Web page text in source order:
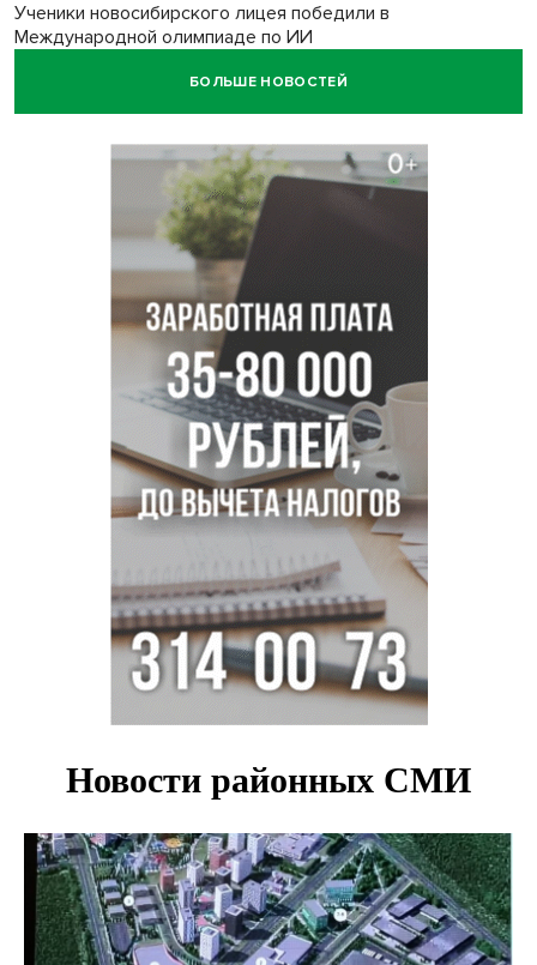
Ученики новосибирского лицея победили в
Международной олимпиаде по ИИ
Остановку электричек о.п. Радуга Сибири начали строить
Транспортная прокуратура проверит S7 после инцидента
в аэропорту Норильска
500 литров ухи сварили новосибирцам на
Бугринском пляже
Под Новосибирском двое пострадали в ДТП с
перевернувшейся «ГАЗелью»
БОЛЬШЕ НОВОСТЕЙ